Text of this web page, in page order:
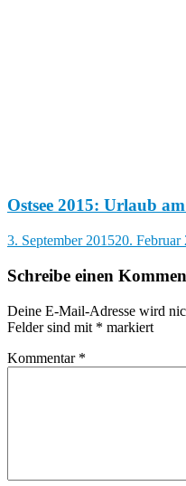
Ostsee 2015: Urlaub
3. September 201520. Februar
Schreibe einen
Deine E-Mail-Adresse wird
Felder sind mit * markiert
Kommentar *